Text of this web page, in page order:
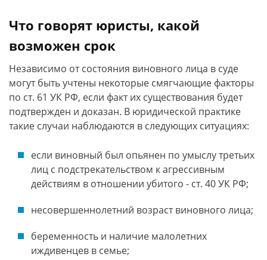
Что говорят юристы, какой
возможен срок
Независимо от состояния виновного лица в суде
могут быть учтены некоторые смягчающие факторы
по ст. 61 УК РФ, если факт их существования будет
подтвержден и доказан. В юридической практике
такие случаи наблюдаются в следующих ситуациях:
если виновный был опьянен по умыслу третьих
лиц с подстрекательством к агрессивным
действиям в отношении убитого - ст. 40 УК РФ;
несовершеннолетний возраст виновного лица;
беременность и наличие малолетних
иждивенцев в семье;